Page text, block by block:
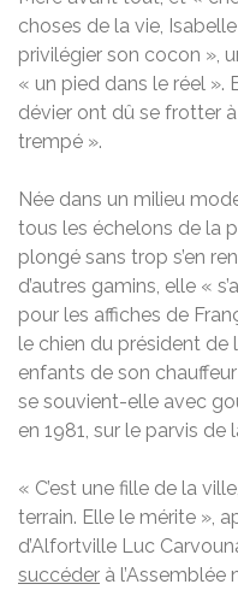
choses de la vie,
privilégier son cocon »,
« un pied dans le réel ».
dévier ont dû se frotter
trempé ».
Née dans un milieu
tous les échelons de la
plongé sans trop s’en
d’autres gamins, elle «
pour les affiches de
le chien du président de
enfants de son
se souvient-elle avec
en 1981, sur le parvis de
« C’est une fille de la
terrain. Elle le mérite »,
d’Alfortville Luc
succéder à l’Assemblée